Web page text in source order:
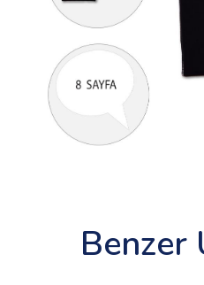
Benzer